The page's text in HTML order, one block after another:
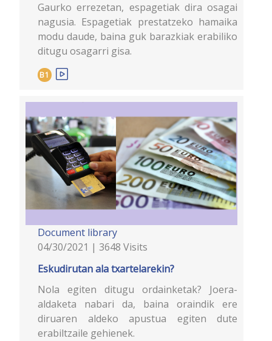
Gaurko errezetan, espagetiak dira osagai
nagusia. Espagetiak prestatzeko hamaika
modu daude, baina guk barazkiak erabiliko
ditugu osagarri gisa.
B1
Document library
04/30/2021 | 3648 Visits
Eskudirutan ala txartelarekin?
Nola egiten ditugu ordainketak? Joera-
aldaketa nabari da, baina oraindik ere
diruaren aldeko apustua egiten dute
erabiltzaile gehienek.